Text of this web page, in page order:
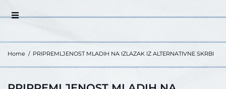
Home / PRIPREMLJENOST MLADIH NA IZLAZAK IZ ALTERNATIVNE SKRBI